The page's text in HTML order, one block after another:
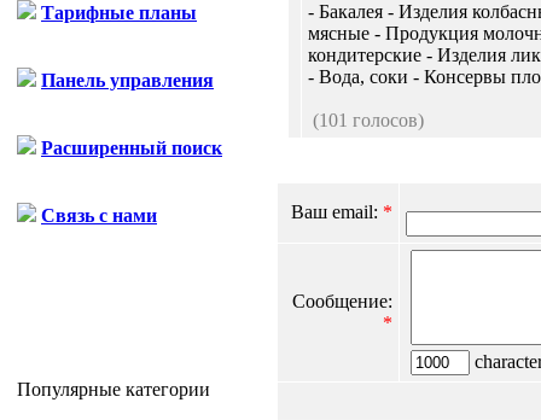
Тарифные планы
Панель управления
Расширенный поиск
Связь с нами
Популярные категории
- Бакалея - Изделия
мясные - Продукция
кондитерские - Изделия
- Вода, соки - Консервы
(101 голосов)
Ваш email: *
Сообщение:
*